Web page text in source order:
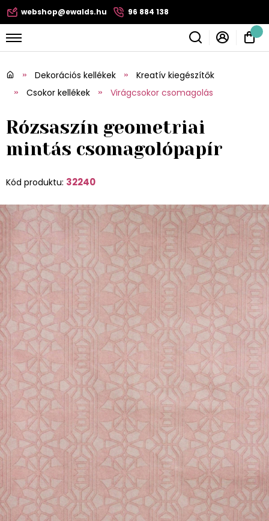
webshop@ewalds.hu 96 884 138
Dekorációs kellékek
Kreatív kiegészítők
Csokor kellékek
Virágcsokor csomagolás
Rózsaszín geometriai
mintás csomagolópapír
Kód produktu: 32240